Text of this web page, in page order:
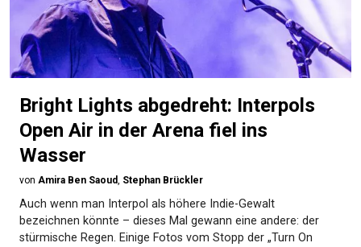
Bright Lights abgedreht: Interpols
Open Air in der Arena fiel ins
Wasser
von Amira Ben Saoud, Stephan Brückler
Auch wenn man Interpol als höhere Indie-Gewalt
bezeichnen könnte – dieses Mal gewann eine andere: der
stürmische Regen. Einige Fotos vom Stopp der „Turn On